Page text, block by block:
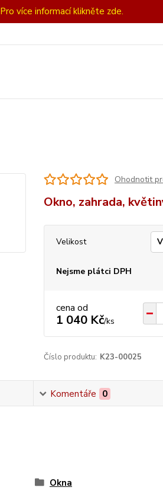
více informací klikněte zde.
Ohodnotit
Okno, zahrada,
Velikost
Nejsme plátci DPH
cena od
1 040 Kč/ks
Číslo produktu: K23-00025
Komentáře 0
Okna